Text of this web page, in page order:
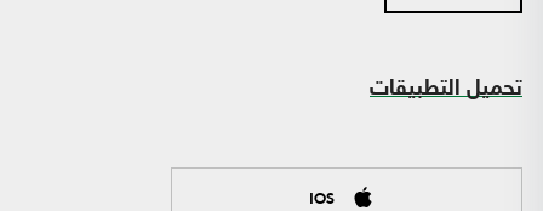
تحميل التطبيقات
IOS